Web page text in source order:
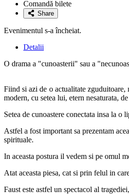
favoriteComandă bilete
Share
Evenimentul s-a încheiat.
Detalii
O drama a "cunoasterii" sau a
Fiind si azi de o actualitate
modern, cu setea lui, etern nesaturata,
Setea de cunoastere conectata insa la o
Astfel a fost important sa prezentam
spirituale.
In aceasta postura il vedem si pe omul
Atat aceasta piesa, cat si prin felul in
Faust este astfel un spectacol al